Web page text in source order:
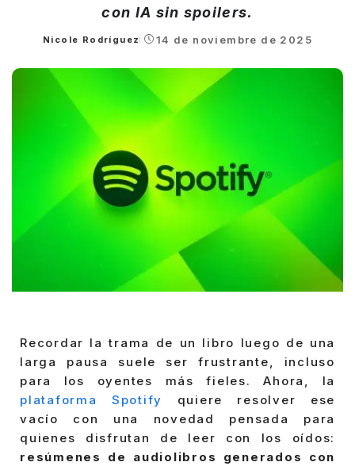
con IA sin spoilers.
Posted
Nicole Rodríguez 14 de noviembre de 2025
Recordar la trama de un libro luego de una
larga pausa suele ser frustrante, incluso
para los oyentes más fieles. Ahora, la
plataforma Spotify
quiere resolver ese
vacío con una novedad pensada para
quienes disfrutan de leer con los oídos:
resúmenes de audiolibros generados con